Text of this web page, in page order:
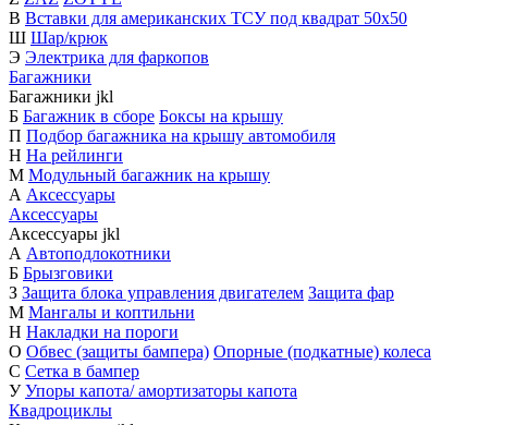
В Вставки для американских ТСУ под квадрат 50х50
Ш Шар/крюк
Э Электрика для фаркопов
Багажники
Багажники jkl
Б Багажник в сборе Боксы на крышу
П Подбор багажника на крышу автомобиля
Н На рейлинги
М Модульный багажник на крышу
А Аксессуары
Аксессуары
Аксессуары jkl
А Автоподлокотники
Б Брызговики
З Защита блока управления двигателем Защита фар
М Мангалы и коптильни
Н Накладки на пороги
О Обвес (защиты бампера) Опорные (подкатные) колеса
С Сетка в бампер
У Упоры капота/ амортизаторы капота
Квадроциклы